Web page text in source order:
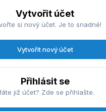
Vytvořit účet
si nový účet. Je to snadné!
Vytvořit nový účet
Přihlásit se
již účet? Zde se přihlašte.